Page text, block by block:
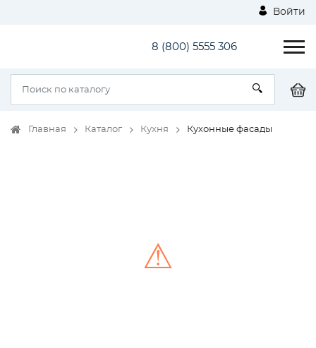
Войти
8 (800) 5555 306
Главная Каталог Кухня Кухонные фасады
⚠